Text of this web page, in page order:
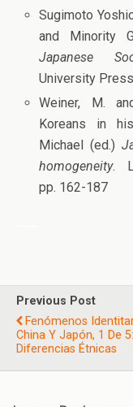
Sugimoto
and Minority
Japanese
University
Weiner, M.
Koreans in
Michael (ed.)
homogeneity.
pp. 162-187
Previous Post
Fenómenos
China Y Japón, 1 De 5:
Diferencias Étnicas